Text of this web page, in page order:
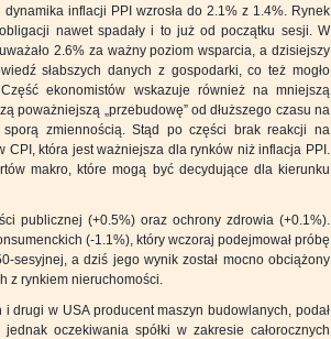
inflacji PPI wzrosła do 2.1% z 1.4%. Rynek
nawet spadały i to już od początku sesji. W
2.6% za ważny poziom wsparcia, a dzisiejszy
słabszych danych z gospodarki, co też mogło
ekonomistów wskazuje również na mniejszą
poważniejszą „przebudowę” od dłuższego czasu na
zmiennością. Stąd po części brak reakcji na
która jest ważniejsza dla rynków niż inflacja PPI.
makro, które mogą być decydujące dla kierunku
publicznej (+0.5%) oraz ochrony zdrowia (+0.1%).
(-1.1%), który wczoraj podejmował próbę
sesyjnej, a dziś jego wynik został mocno obciążony
z rynkiem nieruchomości.
drugi w USA producent maszyn budowlanych, podał
oczekiwania spółki w zakresie całorocznych